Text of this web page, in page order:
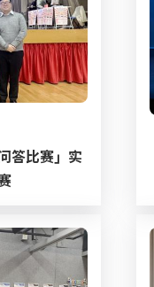
答比赛」实